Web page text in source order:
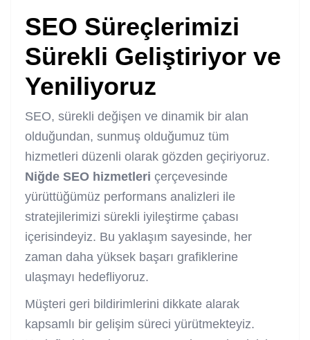
SEO Süreçlerimizi
Sürekli Geliştiriyor ve
Yeniliyoruz
SEO, sürekli değişen ve dinamik bir alan
olduğundan, sunmuş olduğumuz tüm
hizmetleri düzenli olarak gözden geçiriyoruz.
Niğde SEO hizmetleri çerçevesinde
yürüttüğümüz performans analizleri ile
stratejilerimizi sürekli iyileştirme çabası
içerisindeyiz. Bu yaklaşım sayesinde, her
zaman daha yüksek başarı grafiklerine
ulaşmayı hedefliyoruz.
Müşteri geri bildirimlerini dikkate alarak
kapsamlı bir gelişim süreci yürütmekteyiz.